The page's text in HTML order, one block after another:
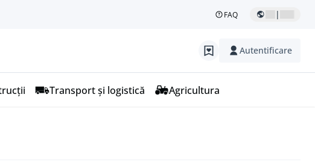
FAQ |
Autentificare
Transport și logistică Agricultura